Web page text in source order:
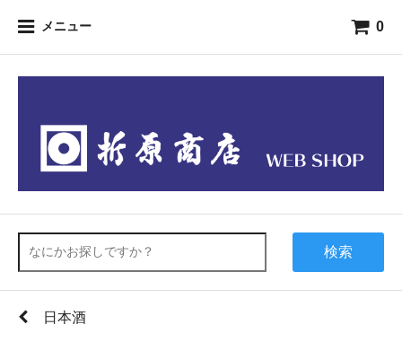
メニュー 0
検索
日本酒